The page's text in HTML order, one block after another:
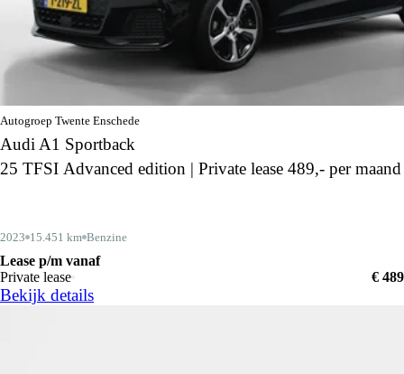
Autogroep Twente Enschede
Audi A1 Sportback
25 TFSI Advanced edition | Private lease 489,- per maand
2023 15.451 km Benzine
Lease p/m vanaf
Private lease
€ 489
Bekijk details